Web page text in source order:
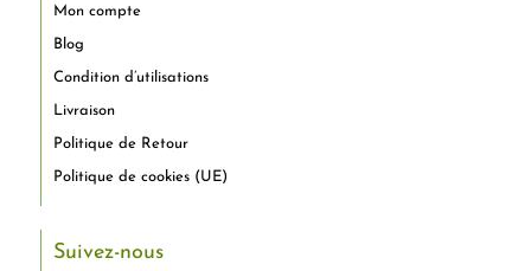
Mon compte
Blog
Condition d’utilisations
Livraison
Politique de Retour
Politique de cookies (UE)
Suivez-nous